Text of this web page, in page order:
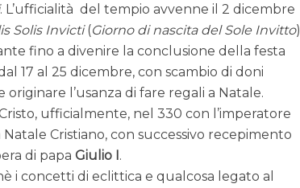
. L’ufficialità del tempio avvenne il 2 dicembre
Solis Invicti(Giorno di nascita del Sole Invitto)
fino a divenire la conclusione della festa
17 al 25 dicembre, con scambio di doni
l’usanza di fare regali a Natale.
ufficialmente, nel 330 con l’imperatore
Cristiano, con successivo recepimento
di papaGiulio I.
i concetti di eclittica e qualcosa legato al